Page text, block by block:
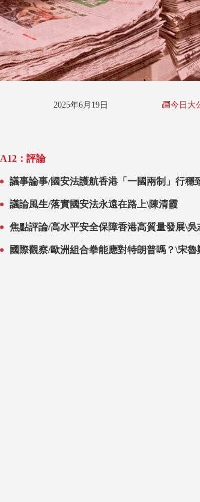
2025年6月19日 今日大
A12：評論
議事論事/國安法護航香港「一國兩制」行穩
議論風生/落實國安法永遠在路上\陳清霞
焦點評論/高水平安全保障香港高質量發展\吳
國際觀察/歐洲組合拳能應對特朗普嗎？\宋魯